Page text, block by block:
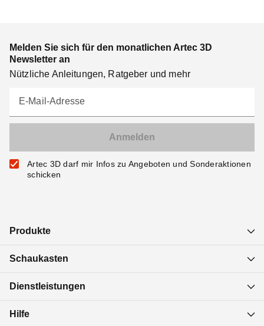
Melden Sie sich für den monatlichen Artec 3D
Newsletter an
Nützliche Anleitungen, Ratgeber und mehr
E-Mail-Adresse
Artec 3D darf mir Infos zu Angeboten und Sonderaktionen
schicken
Produkte
Schaukasten
Dienstleistungen
Hilfe